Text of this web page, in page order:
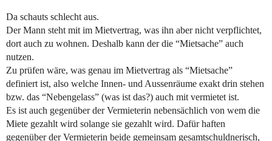
Da schauts schlecht aus.
Der Mann steht mit im Mietvertrag, was ihn aber nicht verpflichtet,
dort auch zu wohnen. Deshalb kann der die “Mietsache” auch
nutzen.
Zu prüfen wäre, was genau im Mietvertrag als “Mietsache”
definiert ist, also welche Innen- und Aussenräume exakt drin stehen
bzw. das “Nebengelass” (was ist das?) auch mit vermietet ist.
Es ist auch gegenüber der Vermieterin nebensächlich von wem die
Miete gezahlt wird solange sie gezahlt wird. Dafür haften
gegenüber der Vermieterin beide gemeinsam gesamtschuldnerisch,